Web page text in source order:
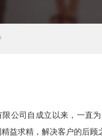
司自成立以来，一直为
益求精，解决客户的后顾